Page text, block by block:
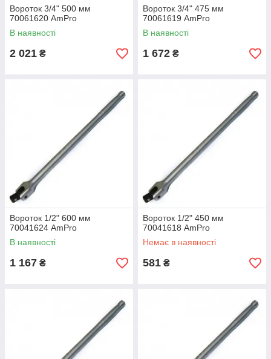
Вороток 3/4" 500 мм
70061620 AmPro
В наявності
2 021 ₴
Вороток 3/4" 475 мм
70061619 AmPro
В наявності
1 672 ₴
Вороток 1/2" 600 мм
70041624 AmPro
В наявності
1 167 ₴
Вороток 1/2" 450 мм
70041618 AmPro
Немає в наявності
581 ₴